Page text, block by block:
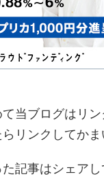
当ブログはリ
リンクしてかま
記事はシェア